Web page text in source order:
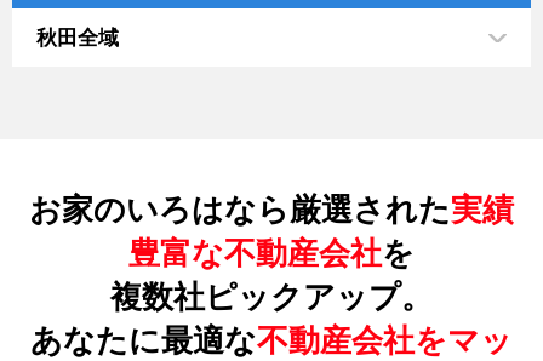
秋田全域
お家のいろはなら厳選された実績
豊富な不動産会社を
複数社ピックアップ。
あなたに最適な不動産会社をマッ